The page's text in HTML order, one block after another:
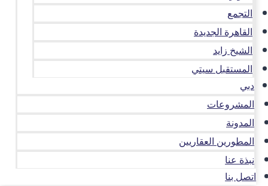
التجمع
القاهرة الجديدة
الشيخ زايد
المستقبل سيتي
دبي
المشروعات
المدونة
المطورين العقاريين
نبذة عنا
اتصل بنا